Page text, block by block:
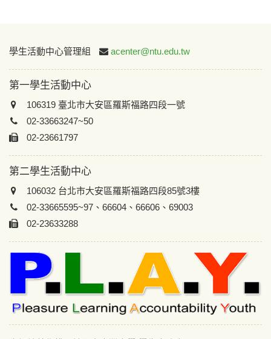
:::
學生活動中心管理組 acenter@ntu.edu.tw
第一學生活動中心
106319 臺北市大安區羅斯福路四段一號
02-33663247~50
02-23661797
第二學生活動中心
106032 台北市大安區羅斯福路四段85號3樓
02-33665595~97、66604、66606、69003
02-23633288